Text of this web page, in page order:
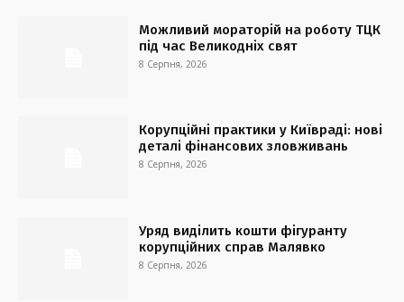
Можливий мораторій на роботу ТЦК
під час Великодніх свят
8 Серпня, 2026
Корупційні практики у Київраді: нові
деталі фінансових зловживань
8 Серпня, 2026
Уряд виділить кошти фігуранту
корупційних справ Малявко
8 Серпня, 2026